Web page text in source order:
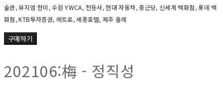
술관, 뮤지엄 한미, 수원 YWCA, 전등사, 현대 자동차, 종근당, 신세계 백화점, 롯데 백
화점, KTB투자증권, 에트로, 세종호텔, 제주 올레
구매하기
202106:梅 - 정직성